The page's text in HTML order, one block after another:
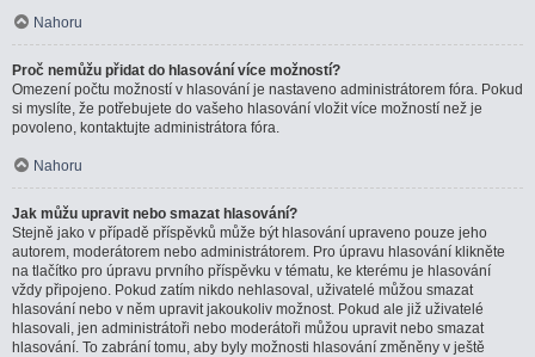
Nahoru
Proč nemůžu přidat do hlasování více možností?
Omezení počtu možností v hlasování je nastaveno administrátorem fóra. Pokud
si myslíte, že potřebujete do vašeho hlasování vložit více možností než je
povoleno, kontaktujte administrátora fóra.
Nahoru
Jak můžu upravit nebo smazat hlasování?
Stejně jako v případě příspěvků může být hlasování upraveno pouze jeho
autorem, moderátorem nebo administrátorem. Pro úpravu hlasování klikněte
na tlačítko pro úpravu prvního příspěvku v tématu, ke kterému je hlasování
vždy připojeno. Pokud zatím nikdo nehlasoval, uživatelé můžou smazat
hlasování nebo v něm upravit jakoukoliv možnost. Pokud ale již uživatelé
hlasovali, jen administrátoři nebo moderátoři můžou upravit nebo smazat
hlasování. To zabrání tomu, aby byly možnosti hlasování změněny v ještě